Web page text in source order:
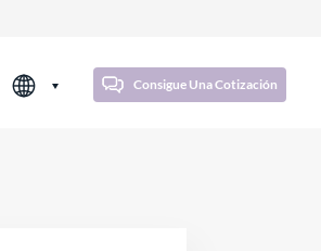
Consigue Una Cotización